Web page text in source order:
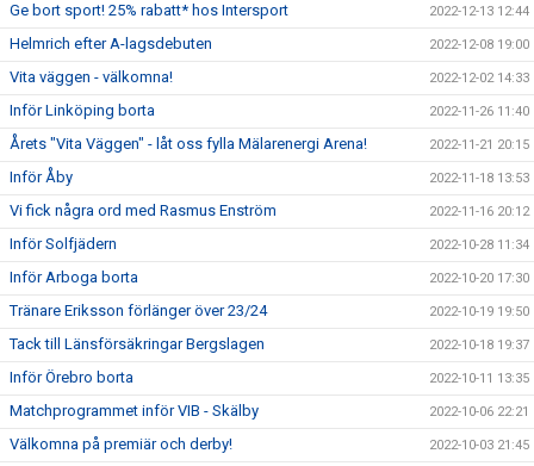
Ge bort sport! 25% rabatt* hos Intersport 2022-12-13 12:44
Helmrich efter A-lagsdebuten 2022-12-08 19:00
Vita väggen - välkomna! 2022-12-02 14:33
Inför Linköping borta 2022-11-26 11:40
Årets "Vita Väggen" - låt oss fylla Mälarenergi Arena! 2022-11-21 20:15
Inför Åby 2022-11-18 13:53
Vi fick några ord med Rasmus Enström 2022-11-16 20:12
Inför Solfjädern 2022-10-28 11:34
Inför Arboga borta 2022-10-20 17:30
Tränare Eriksson förlänger över 23/24 2022-10-19 19:50
Tack till Länsförsäkringar Bergslagen 2022-10-18 19:37
Inför Örebro borta 2022-10-11 13:35
Matchprogrammet inför VIB - Skälby 2022-10-06 22:21
Välkomna på premiär och derby! 2022-10-03 21:45